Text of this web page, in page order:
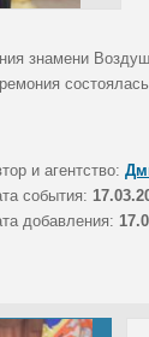
знамени
и агентство:
события:
добавления: